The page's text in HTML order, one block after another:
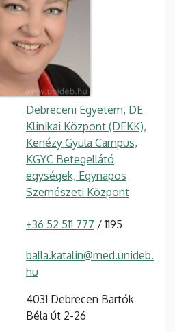
Debreceni Egyetem, DE
Klinikai Központ (DEKK),
Kenézy Gyula Campus,
KGYC Betegellátó
egységek, Egynapos
Szemészeti Központ
+36 52 511 777 / 1195
balla.katalin@med.unideb.
hu
4031 Debrecen Bartók
Béla út 2-26